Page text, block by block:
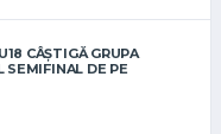
CÂȘTIGĂ GRUPA
SEMIFINAL DE PE